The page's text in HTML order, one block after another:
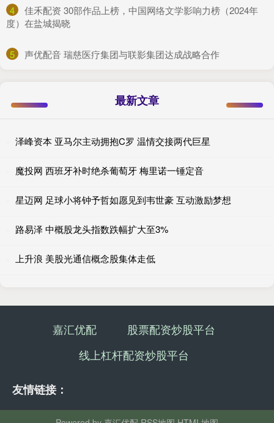
4
​佳禾配资 30部作品上榜，中国网络文学影响力榜（2024年
度）在盐城揭晓
5 ​声优配音 瑞慈医疗集团与联影集团达成战略合作
最新文章
泽峰资本 亚马尔主动拥抱C罗 温情交接两代巨星
魔投网 西班牙补时绝杀葡萄牙 梅里诺一锤定音
星迈网 足球小将钟予哲如愿见到韦世豪 互动激励梦想
路易泽 中概股龙头指数跌幅扩大至3%
上升浪 美股光通信概念股集体走低
嘉汇优配
股票配资炒股平台
线上杠杆配资炒股平台
友情链接：